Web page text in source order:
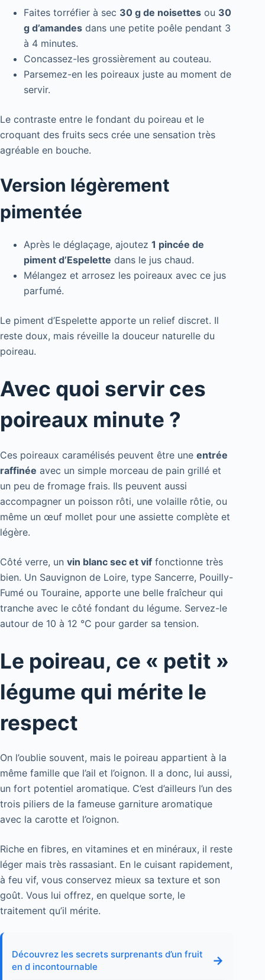
Faites torréfier à sec 30 g de noisettes ou 30
g d’amandes dans une petite poêle pendant 3
à 4 minutes.
Concassez-les grossièrement au couteau.
Parsemez-en les poireaux juste au moment de
servir.
Le contraste entre le fondant du poireau et le
croquant des fruits secs crée une sensation très
agréable en bouche.
Version légèrement
pimentée
Après le déglaçage, ajoutez 1 pincée de
piment d’Espelette dans le jus chaud.
Mélangez et arrosez les poireaux avec ce jus
parfumé.
Le piment d’Espelette apporte un relief discret. Il
reste doux, mais réveille la douceur naturelle du
poireau.
Avec quoi servir ces
poireaux minute ?
Ces poireaux caramélisés peuvent être une entrée
raffinée avec un simple morceau de pain grillé et
un peu de fromage frais. Ils peuvent aussi
accompagner un poisson rôti, une volaille rôtie, ou
même un œuf mollet pour une assiette complète et
légère.
Côté verre, un vin blanc sec et vif fonctionne très
bien. Un Sauvignon de Loire, type Sancerre, Pouilly-
Fumé ou Touraine, apporte une belle fraîcheur qui
tranche avec le côté fondant du légume. Servez-le
autour de 10 à 12 °C pour garder sa tension.
Le poireau, ce « petit »
légume qui mérite le
respect
On l’oublie souvent, mais le poireau appartient à la
même famille que l’ail et l’oignon. Il a donc, lui aussi,
un fort potentiel aromatique. C’est d’ailleurs l’un des
trois piliers de la fameuse garniture aromatique
avec la carotte et l’oignon.
Riche en fibres, en vitamines et en minéraux, il reste
léger mais très rassasiant. En le cuisant rapidement,
à feu vif, vous conservez mieux sa texture et son
goût. Vous lui offrez, en quelque sorte, le
traitement qu’il mérite.
Découvrez les secrets surprenants d’un fruit
en d incontournable
→